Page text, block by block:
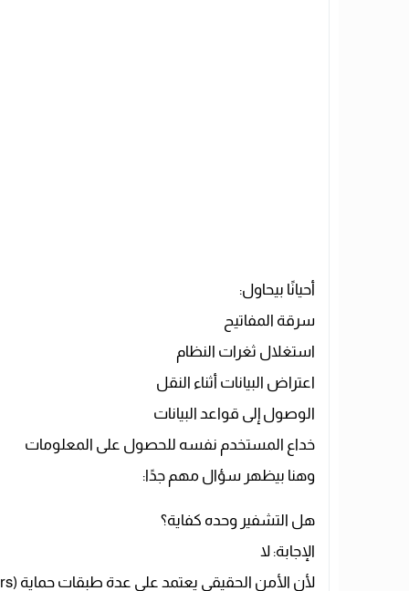
أحيانًا بيحاول:
سرقة المفاتيح
استغلال ثغرات النظام
اعتراض البيانات أثناء النقل
الوصول إلى قواعد البيانات
خداع المستخدم نفسه للحصول على المعلومات
وهنا بيظهر سؤال مهم جدًا:
هل التشفير وحده كفاية؟
الإجابة: لا
لأن الأمن الحقيقي يعتمد على عدة طبقات حماية (Security Layers) تعمل معًا.